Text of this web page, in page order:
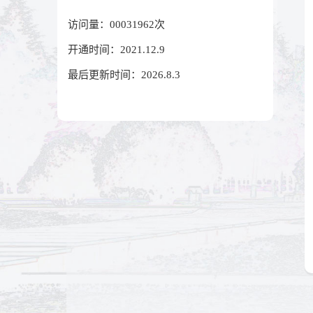
访问量： 00031962次
开通时间： 2021 .12.9
最后更新时间： 2026.8.3